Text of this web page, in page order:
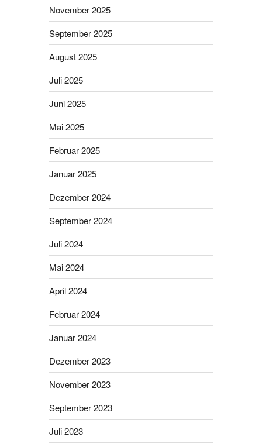
November 2025
September 2025
August 2025
Juli 2025
Juni 2025
Mai 2025
Februar 2025
Januar 2025
Dezember 2024
September 2024
Juli 2024
Mai 2024
April 2024
Februar 2024
Januar 2024
Dezember 2023
November 2023
September 2023
Juli 2023